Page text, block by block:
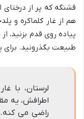
قشنگه که پر از درختای
هم از غار کلماکره و
پیاده روی قدم بزنید،
طبیعت بگذرونید.
لرستان، با
اطرافش، یه
راضی می کنه.